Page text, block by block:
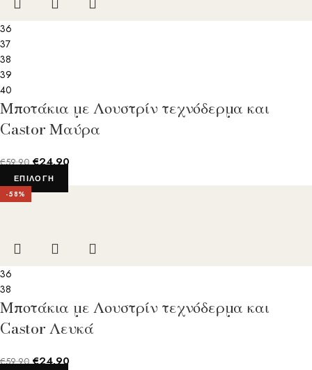
36
37
38
39
40
Μποτάκια με Λουστρίν τεχνόδερμα και
Castor Μαύρα
€59.90 €24.90
ΕΠΙΛΟΓΉ
-58%
36
38
Μποτάκια με Λουστρίν τεχνόδερμα και
Castor Λευκά
€59.90 €24.90